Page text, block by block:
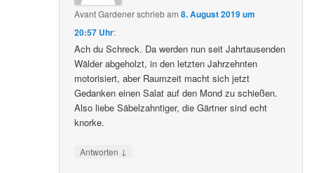
Avant Gardenerschriebam8. August 2019 um
20:57 Uhr:
Ach du Schreck. Da werden nun seit Jahrtausenden
Wälder abgeholzt, in den letzten Jahrzehnten
motorisiert, aber Raumzeit macht sich jetzt
Gedanken einen Salat auf den Mond zu schießen.
Also liebe Säbelzahntiger, die Gärtner sind echt
knorke.
Antworten ↓